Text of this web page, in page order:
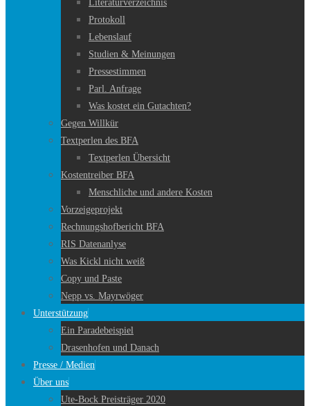
Literaturverzeichnis
Protokoll
Lebenslauf
Studien & Meinungen
Pressestimmen
Parl. Anfrage
Was kostet ein Gutachten?
Gegen Willkür
Textperlen des BFA
Textperlen Übersicht
Kostentreiber BFA
Menschliche und andere Kosten
Vorzeigeprojekt
Rechnungshofbericht BFA
RIS Datenanlyse
Was Kickl nicht weiß
Copy und Paste
Nepp vs. Mayrwöger
Unterstützung
Ein Paradebeispiel
Drasenhofen und Danach
Presse / Medien
Über uns
Ute-Bock Preisträger 2020